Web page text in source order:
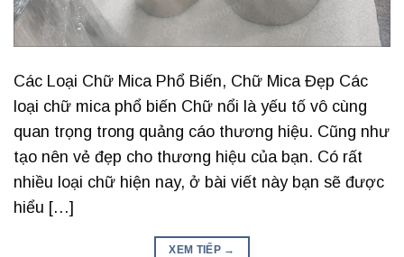
Các Loại Chữ Mica Phổ Biến, Chữ Mica Đẹp Các
loại chữ mica phổ biến Chữ nổi là yếu tố vô cùng
quan trọng trong quảng cáo thương hiệu. Cũng như
tạo nên vẻ đẹp cho thương hiệu của bạn. Có rất
nhiều loại chữ hiện nay, ở bài viết này bạn sẽ được
hiểu […]
XEM TIẾP →